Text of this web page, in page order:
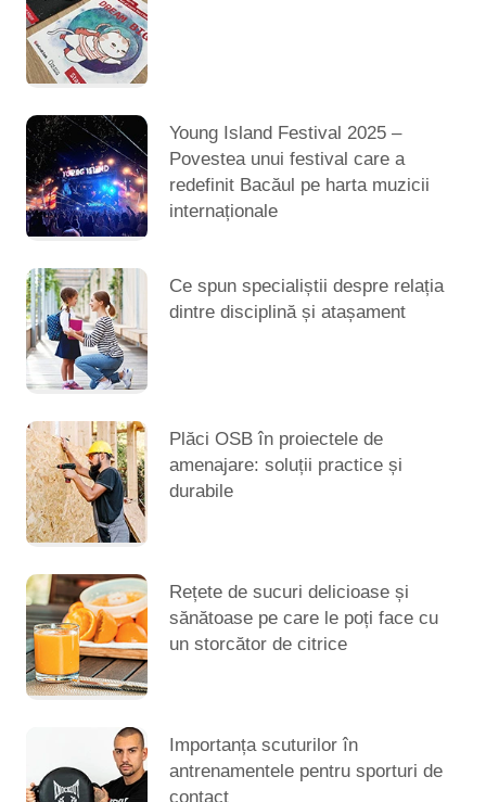
Young Island Festival 2025 –
Povestea unui festival care a
redefinit Bacăul pe harta muzicii
internaționale
Ce spun specialiștii despre relația
dintre disciplină și atașament
Plăci OSB în proiectele de
amenajare: soluții practice și
durabile
Rețete de sucuri delicioase și
sănătoase pe care le poți face cu
un storcător de citrice
Importanța scuturilor în
antrenamentele pentru sporturi de
contact